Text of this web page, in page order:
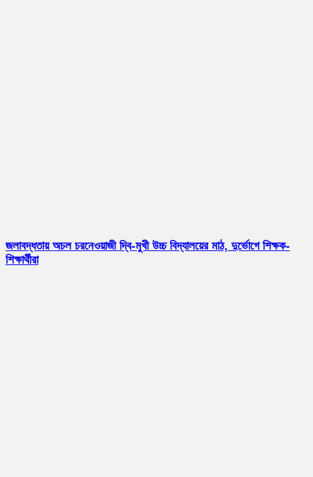
জলাবদ্ধতায় অচল চরনেওয়াজী দ্বি-মুখী উচ্চ বিদ্যালয়ের মাঠ, দুর্ভোগে শিক্ষক-
শিক্ষার্থীরা